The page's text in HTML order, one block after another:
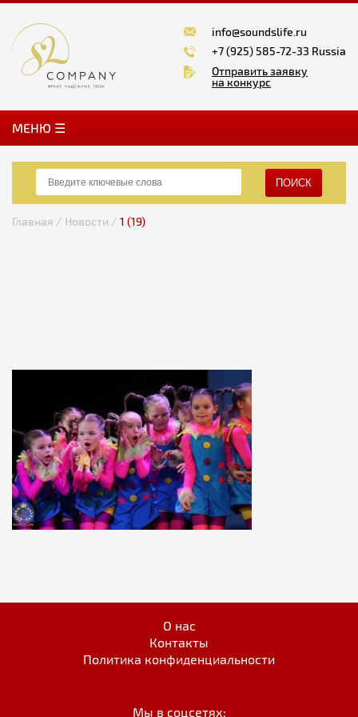
info@soundslife.ru
+7 (925) 585-72-33 Russia
Отправить заявку
на конкурс
MЕНЮ ☰
ПОИСК
Главная / Новости / 1 (19)
О нас
Контакты
Политика конфиденциальности
Мы в соцсетях: